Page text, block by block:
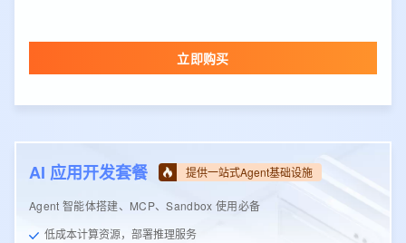
立即购买
AI 应用开发套餐 提供一站式Agent基础设施
Agent 智能体搭建、MCP、Sandbox 使用必备
低成本计算资源，部署推理服务